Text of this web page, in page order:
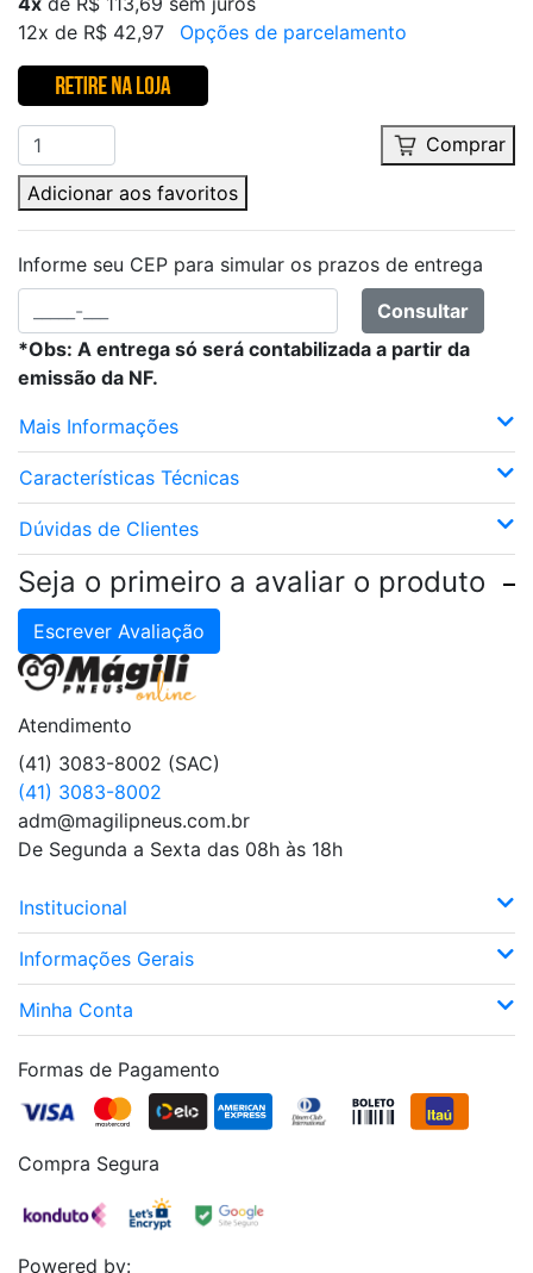
12x de R$ 42,97
Opções de parcelamento
Comprar
Adicionar aos favoritos
Informe seu CEP para simular os prazos de entrega
Consultar
*Obs: A entrega só será contabilizada a partir da
emissão da NF.
Mais Informações
Características Técnicas
Dúvidas de Clientes
Seja o primeiro a avaliar o produto
Escrever Avaliação
Atendimento
(41) 3083-8002 (SAC)
(41) 3083-8002
adm@magilipneus.com.br
De Segunda a Sexta das 08h às 18h
Institucional
Informações Gerais
Minha Conta
Formas de Pagamento
Compra Segura
Powered by: